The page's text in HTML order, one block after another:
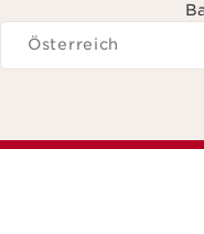
Navigieren zu
Österreich